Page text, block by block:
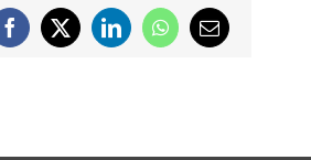
Facebook
X LinkedInWhatsApp
Email